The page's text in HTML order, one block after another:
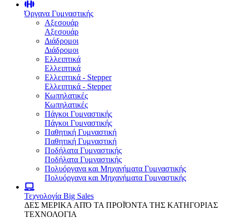
Όργανα Γυμναστικής
Αξεσουάρ
Αξεσουάρ
Διάδρομοι
Διάδρομοι
Ελλειπτικά
Ελλειπτικά
Ελλειπτικά - Stepper
Ελλειπτικά - Stepper
Κωπηλατικές
Κωπηλατικές
Πάγκοι Γυμναστικής
Πάγκοι Γυμναστικής
Παθητική Γυμναστική
Παθητική Γυμναστική
Ποδήλατα Γυμναστικής
Ποδήλατα Γυμναστικής
Πολυόργανα και Μηχανήματα Γυμναστικής
Πολυόργανα και Μηχανήματα Γυμναστικής
Τεχνολογία Big Sales
ΔΕΣ ΜΕΡΙΚΑ ΑΠΌ ΤΑ ΠΡΟΪΌΝΤΑ ΤΗΣ ΚΑΤΗΓΟΡΙΑΣ
ΤΕΧΝΟΛΟΓΙΑ